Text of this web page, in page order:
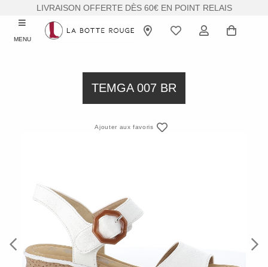
LIVRAISON OFFERTE DÈS 60€ EN POINT RELAIS
MENU
TEMGA 007 BR
Ajouter aux favoris
Previous